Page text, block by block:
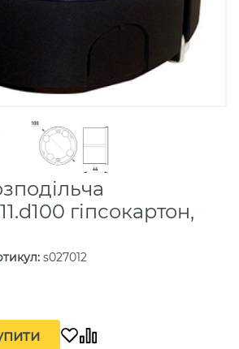
гіпсокартон,
: s027012